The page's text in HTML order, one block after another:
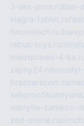
3-sex-porn.ruban-
viagra-tablet.ru
fincontech.ru
rebus-toys.ru
medsprawo-4-
zajmy24.ru
brazzerscom.ru
vskrytie-zamkov-
zed-online.ru